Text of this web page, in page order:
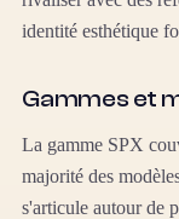
identité esthétique
Gammes et
La gamme SPX
majorité des
s'articule autour de